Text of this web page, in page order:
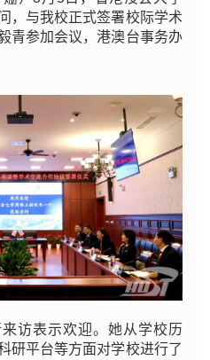
，与我校正式签署校际学术
青参加会议，港澳台事务办
访表示欢迎。她从学校历
研平台等方面对学校进行了